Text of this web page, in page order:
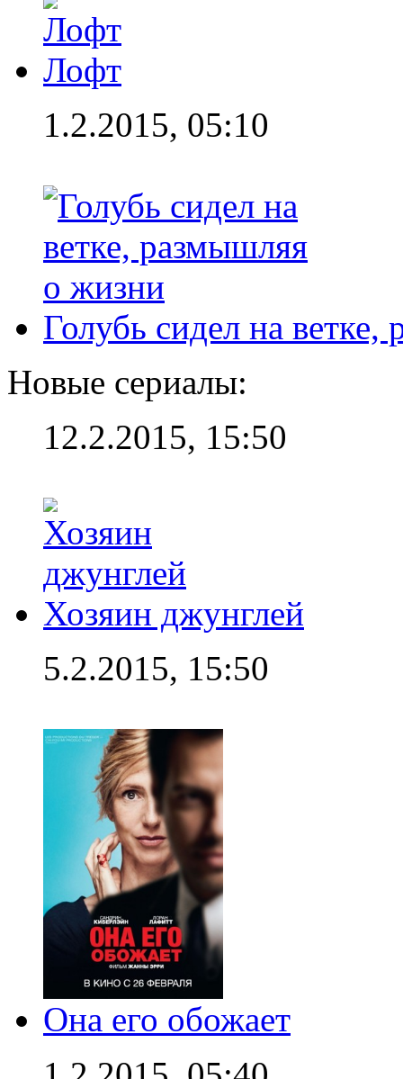
Лофт
1.2.2015, 05:10
Голубь сидел на
Новые сериалы:
12.2.2015, 15:50
Хозяин джунглей
5.2.2015, 15:50
Она его обожает